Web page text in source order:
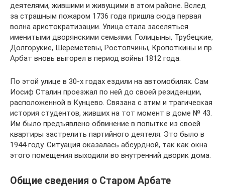
деятелями, жившими и живущими в этом районе. Вслед
за страшным пожаром 1736 года пришла сюда первая
волна аристократизации. Улица стала заселяться
именитыми дворянскими семьями: Голицыны, Трубецкие,
Долгорукие, Шереметевы, Ростопчины, Кропоткины и пр.
Арбат вновь выгорел в период войны 1812 года.
По этой улице в 30-х годах ездили на автомобилях. Сам
Иосиф Сталин проезжал по ней до своей резиденции,
расположенной в Кунцево. Связана с этим и трагическая
история студентов, живших на тот момент в доме № 43.
Им было предъявлено обвинение в попытке из своей
квартиры застрелить партийного деятеля. Это было в
1944 году. Ситуация оказалась абсурдной, так как окна
этого помещения выходили во внутренний дворик дома.
Общие сведения о Старом Арбате